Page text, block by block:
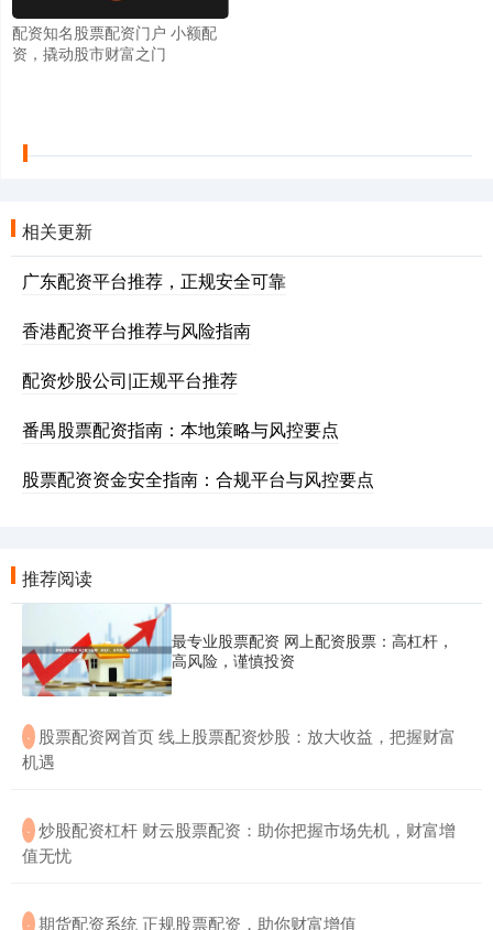
配资知名股票配资门户 小额配
资，撬动股市财富之门
相关更新
广东配资平台推荐，正规安全可靠
香港配资平台推荐与风险指南
配资炒股公司|正规平台推荐
番禺股票配资指南：本地策略与风控要点
股票配资资金安全指南：合规平台与风控要点
推荐阅读
最专业股票配资 网上配资股票：高杠杆，
高风险，谨慎投资
· ​股票配资网首页 线上股票配资炒股：放大收益，把握财富
机遇
· ​炒股配资杠杆 财云股票配资：助你把握市场先机，财富增
值无忧
· ​期货配资系统 正规股票配资，助你财富增值